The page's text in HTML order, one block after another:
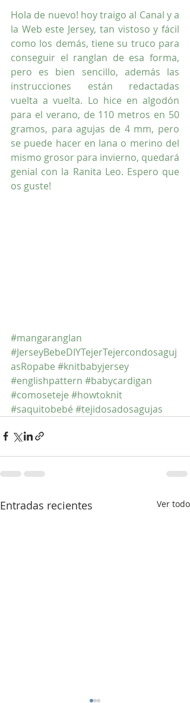
Hola de nuevo! hoy traigo al Canal y a
la Web este Jersey, tan vistoso y fácil
como los demás, tiene su truco para
conseguir el ranglan de esa forma,
pero es bien sencillo, además las
instrucciones están redactadas
vuelta a vuelta. Lo hice en algodón
para el verano, de 110 metros en 50
gramos, para agujas de 4 mm, pero
se puede hacer en lana o merino del
mismo grosor para invierno, quedará
genial con la Ranita Leo. Espero que
os guste!
#mangaranglan
#JerseyBebeDIYTejerTejercondosaguj
asRopabe #knitbabyjersey
#englishpattern #babycardigan
#comoseteje #howtoknit
#saquitobebé #tejidosadosagujas
Entradas recientes Ver todo